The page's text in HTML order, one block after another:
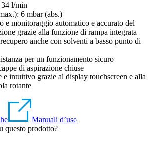
34 l/min
6 mbar (abs.)
e monitoraggio automatico e accurato del
grazie alla funzione di rampa integrata
anche con solventi a basso punto di
per un funzionamento sicuro
di aspirazione chiuse
intuitivo grazie al display touchscreen e alla
rotante
Manuali d’uso
questo prodotto?